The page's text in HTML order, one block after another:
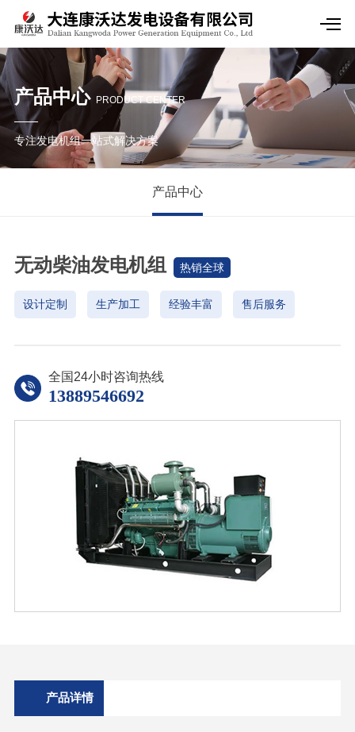
产品中心 PRODUCT CENTER
专注发电机组一站式解决方案
产品中心
无动柴油发电机组 热销全球
设计定制 生产加工 经验丰富 售后服务
全国24小时咨询热线
13889546692
产品详情